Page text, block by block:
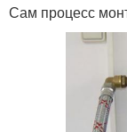
Сам процесс